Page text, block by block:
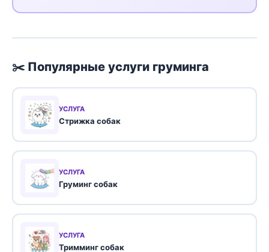
✂️ Популярные услуги груминга
УСЛУГА
Стрижка собак
УСЛУГА
Груминг собак
УСЛУГА
Тримминг собак